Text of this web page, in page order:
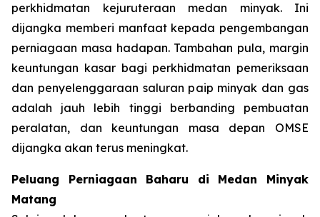
perkhidmatan kejuruteraan medan minyak. Ini
dijangka memberi manfaat kepada pengembangan
perniagaan masa hadapan. Tambahan pula, margin
keuntungan kasar bagi perkhidmatan pemeriksaan
dan penyelenggaraan saluran paip minyak dan gas
adalah jauh lebih tinggi berbanding pembuatan
peralatan, dan keuntungan masa depan OMSE
dijangka akan terus meningkat.
Peluang Perniagaan Baharu di Medan Minyak
Matang